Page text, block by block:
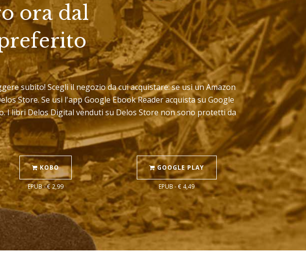
ora dal
subito! Scegli il negozio da cui acquistare: se usi un Amazon
Store. Se usi l'app Google Ebook Reader acquista su Google
I libri Delos Digital venduti su Delos Store non sono protetti da
KOBO
EPUB - € 2,99
GOOGLE PLAY
EPUB - € 4,49